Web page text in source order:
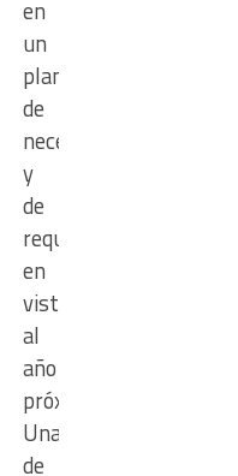
en
un
plan
de
necesidades
y
de
requerimientos
en
vistas
al
año
próximo.
Una
de